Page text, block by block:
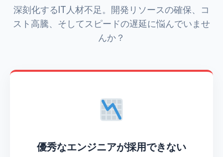
深刻化するIT人材不足。開発リソースの確保、コ
スト高騰、そしてスピードの遅延に悩んでいませ
んか？
優秀なエンジニアが採用できない